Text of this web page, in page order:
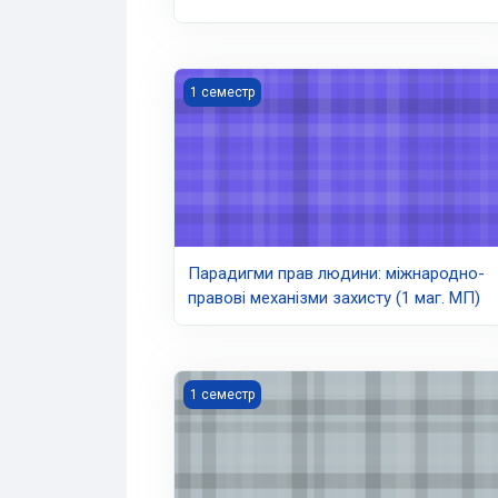
Парадигми прав людини: міжнародно-
1 семестр
Парадигми прав людини: міжнародно-
правові механізми захисту (1 маг. МП)
Міжнародне митне право (1магМП)
1 семестр